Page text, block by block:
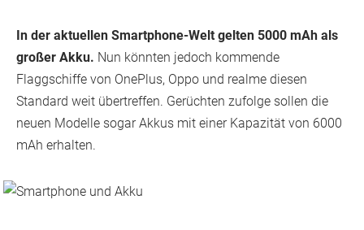
In der aktuellen Smartphone-Welt gelten 5000 mAh als
großer Akku. Nun könnten jedoch kommende
Flaggschiffe von OnePlus, Oppo und realme diesen
Standard weit übertreffen. Gerüchten zufolge sollen die
neuen Modelle sogar Akkus mit einer Kapazität von 6000
mAh erhalten.